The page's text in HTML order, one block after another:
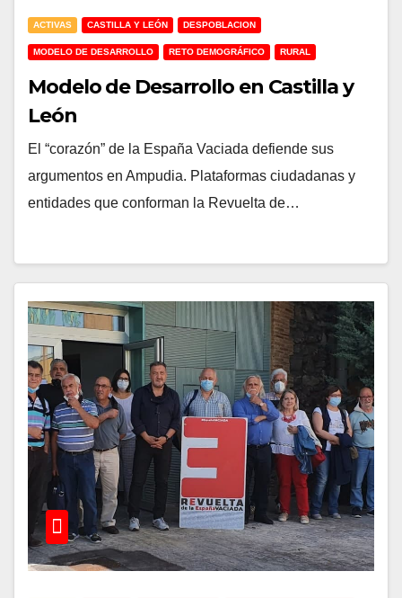
ACTIVAS CASTILLA Y LEÓN DESPOBLACION
MODELO DE DESARROLLO RETO DEMOGRÁFICO RURAL
Modelo de Desarrollo en Castilla y
León
El “corazón” de la España Vaciada defiende sus
argumentos en Ampudia. Plataformas ciudadanas y
entidades que conforman la Revuelta de…